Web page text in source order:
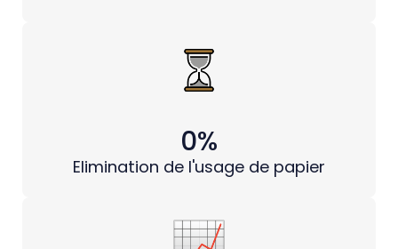
0%
Elimination de l'usage de papier